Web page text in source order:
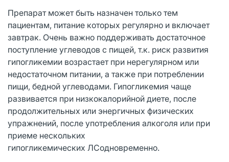
Препарат может быть назначен только тем
пациентам, питание которых регулярно и включает
завтрак. Очень важно поддерживать достаточное
поступление углеводов c пищей, т.к. риск развития
гипогликемии возрастает при нерегулярном или
недостаточном питании, а также при потреблении
пищи, бедной углеводами. Гипогликемия чаще
развивается при низкокалорийной диете, после
продолжительных или энергичных физических
упражнений, после употребления алкоголя или при
приеме нескольких
гипогликемических ЛСодновременно.